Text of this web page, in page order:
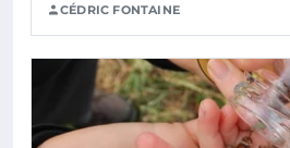
CÉDRIC FONTAINE